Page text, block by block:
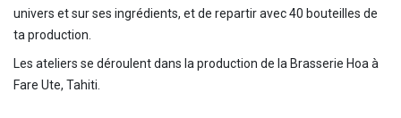
univers et sur ses ingrédients, et de repartir avec 40 bouteilles de
ta production.
Les ateliers se déroulent dans la production de la Brasserie Hoa à
Fare Ute, Tahiti.